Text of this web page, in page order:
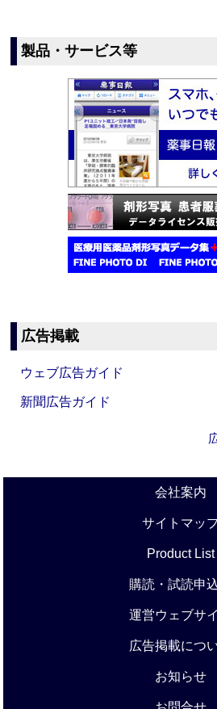
製品・サービス等
広告掲載
ウェブ広告ガイド
新聞広告ガイド
会社案内
サイトマッ
Product List
購読・試読申
運営ウェブサ
広告掲載につ
お知らせ